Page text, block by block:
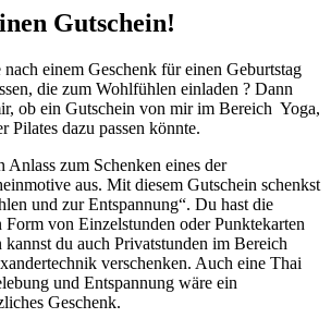
Gutschein!
einem Geschenk für einen Geburtstag
die zum Wohlfühlen einladen ? Dann
ob ein Gutschein von mir im Bereich Yoga,
Pilates dazu passen könnte.
Anlass zum Schenken eines der
aus. Mit diesem Gutschein schenkst
und zur Entspannung“. Du hast die
von Einzelstunden oder Punktekarten
kannst du auch Privatstunden im Bereich
verschenken. Auch eine Thai
und Entspannung wäre ein
Geschenk.